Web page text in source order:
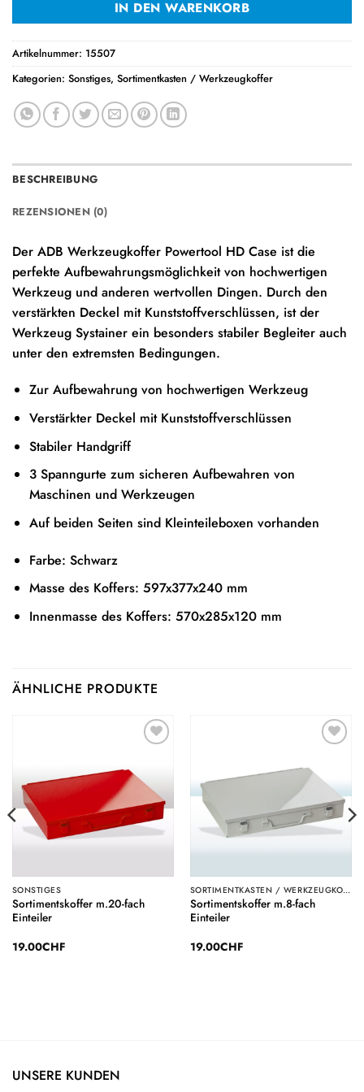
IN DEN WARENKORB
Artikelnummer: 15507
Kategorien: Sonstiges, Sortimentkasten / Werkzeugkoffer
BESCHREIBUNG
REZENSIONEN (0)
Der ADB Werkzeugkoffer Powertool HD Case ist die
perfekte Aufbewahrungsmöglichkeit von hochwertigen
Werkzeug und anderen wertvollen Dingen. Durch den
verstärkten Deckel mit Kunststoffverschlüssen, ist der
Werkzeug Systainer ein besonders stabiler Begleiter auch
unter den extremsten Bedingungen.
Zur Aufbewahrung von hochwertigen Werkzeug
Verstärkter Deckel mit Kunststoffverschlüssen
Stabiler Handgriff
3 Spanngurte zum sicheren Aufbewahren von
Maschinen und Werkzeugen
Auf beiden Seiten sind Kleinteileboxen vorhanden
Farbe: Schwarz
Masse des Koffers: 597x377x240 mm
Innenmasse des Koffers: 570x285x120 mm
ÄHNLICHE PRODUKTE
Wunschliste
SONSTIGES
Sortimentskoffer m.20-fach
Einteiler
19.00CHF
Wunschliste
SORTIMENTKASTEN / WERKZEUGKOFFER
Sortimentskoffer m.8-fach
Einteiler
19.00CHF
UNSERE KUNDEN